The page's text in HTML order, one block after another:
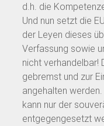
d.h. die
Und nun setzt die
der Leyen dieses
Verfassung sowie
nicht verhandelbar!
gebremst und zur
angehalten
kann nur der
entgegengesetzt